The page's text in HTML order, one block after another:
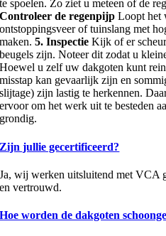
te spoelen. Zo ziet u meteen of de
Controleer de regenpijp Loopt het
ontstoppingsveer of tuinslang met
maken.5. Inspectie Kijk of er
beugels zijn. Noteer dit zodat u
Hoewel u zelf uw dakgoten kunt
misstap kan gevaarlijk zijn en
slijtage) zijn lastig te herkennen.
ervoor om het werk uit te besteden
grondig.
Zijn jullie gecertificeerd?
Ja, wij werken uitsluitend met VCA
en vertrouwd.
Hoe worden de dakgoten